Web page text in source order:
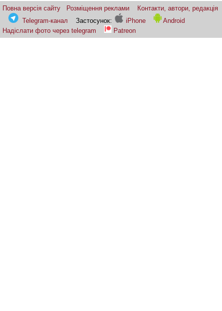
Повна версія сайту Розміщення реклами
Контакти, автори, редакція
Telegram-канал
Застосунок: iPhone
Android
Надіслати фото через telegram
Patreon